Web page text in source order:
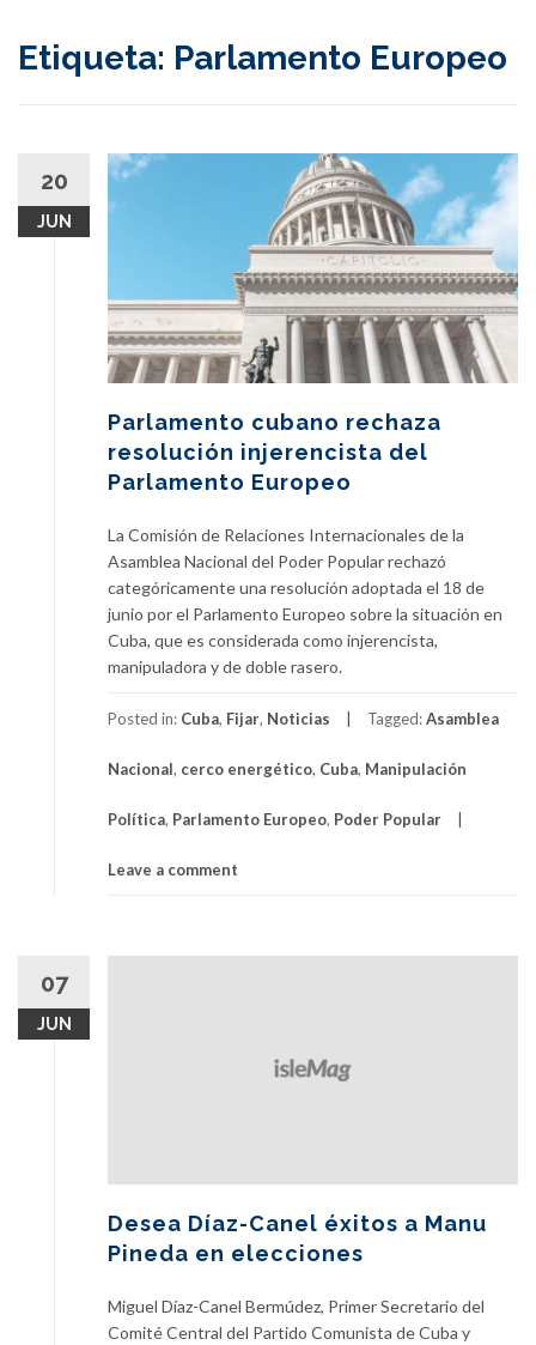
Etiqueta: Parlamento Europeo
20
JUN
Parlamento cubano rechaza
resolución injerencista del
Parlamento Europeo
La Comisión de Relaciones Internacionales de la
Asamblea Nacional del Poder Popular rechazó
categóricamente una resolución adoptada el 18 de
junio por el Parlamento Europeo sobre la situación en
Cuba, que es considerada como injerencista,
manipuladora y de doble rasero.
Posted in: Cuba, Fijar, Noticias Tagged:Asamblea
Nacional, cerco energético, Cuba, Manipulación
Política, Parlamento Europeo, Poder Popular
Leave a comment
07
JUN
Desea Díaz-Canel éxitos a Manu
Pineda en elecciones
Miguel Díaz-Canel Bermúdez, Primer Secretario del
Comité Central del Partido Comunista de Cuba y